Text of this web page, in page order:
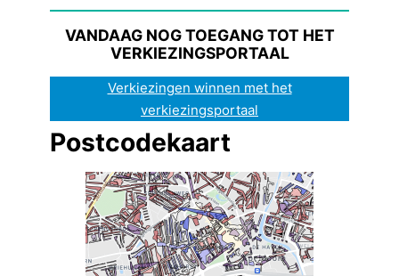
VANDAAG NOG TOEGANG TOT HET
VERKIEZINGSPORTAAL
Verkiezingen winnen met het
verkiezingsportaal
Postcodekaart